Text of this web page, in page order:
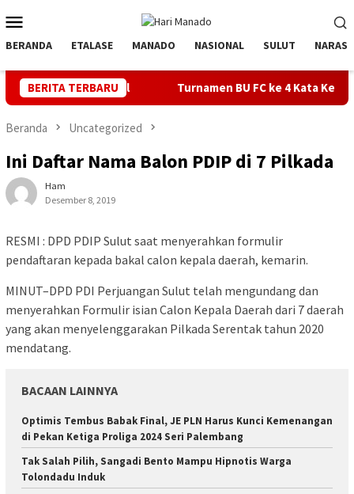
ke
kontenMobile
BERANDA ETALASE MANADO NASIONAL SULUT NARASI
BERITA TERBARU
Bolsel Turnamen BU FC ke 4 Kata Ketua Askot
Beranda Uncategorized
Ini Daftar Nama Balon PDIP di 7 Pilkada
Ham
Desember 8, 2019
RESMI : DPD PDIP Sulut saat menyerahkan formulir
pendaftaran kepada bakal calon kepala daerah, kemarin.
MINUT–DPD PDI Perjuangan Sulut telah mengundang dan
menyerahkan Formulir isian Calon Kepala Daerah dari 7 daerah
yang akan menyelenggarakan Pilkada Serentak tahun 2020
mendatang.
BACAAN LAINNYA
Optimis Tembus Babak Final, JE PLN Harus Kunci Kemenangan
di Pekan Ketiga Proliga 2024 Seri Palembang
Tak Salah Pilih, Sangadi Bento Mampu Hipnotis Warga
Tolondadu Induk